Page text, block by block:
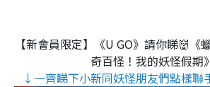
【新會員限定】《U GO》請你睇👹《
奇百怪！我的妖怪假期
↓一齊睇下小新同妖怪朋友們點樣聯